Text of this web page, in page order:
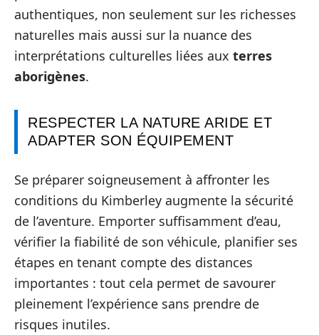
authentiques, non seulement sur les richesses
naturelles mais aussi sur la nuance des
interprétations culturelles liées aux terres
aborigènes.
RESPECTER LA NATURE ARIDE ET
ADAPTER SON ÉQUIPEMENT
Se préparer soigneusement à affronter les
conditions du Kimberley augmente la sécurité
de l’aventure. Emporter suffisamment d’eau,
vérifier la fiabilité de son véhicule, planifier ses
étapes en tenant compte des distances
importantes : tout cela permet de savourer
pleinement l’expérience sans prendre de
risques inutiles.